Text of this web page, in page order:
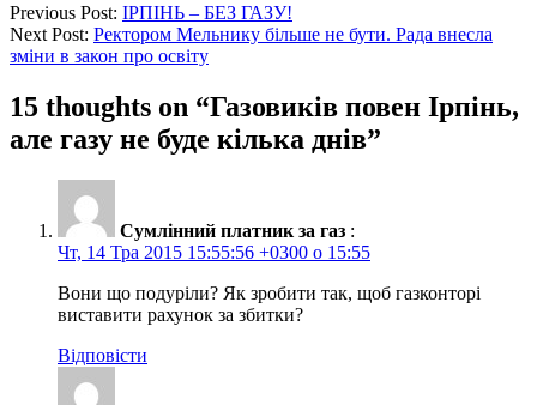
Previous Post: ІРПІНЬ – БЕЗ ГАЗУ!
Next Post: Ректором Мельнику більше не бути. Рада внесла
зміни в закон про освіту
15 thoughts on “Газовиків повен Ірпінь,
але газу не буде кілька днів”
Сумлінний платник за газ :
Чт, 14 Тра 2015 15:55:56 +0300 о 15:55
Вони що подуріли? Як зробити так, щоб газконторі
виставити рахунок за збитки?
Відповісти